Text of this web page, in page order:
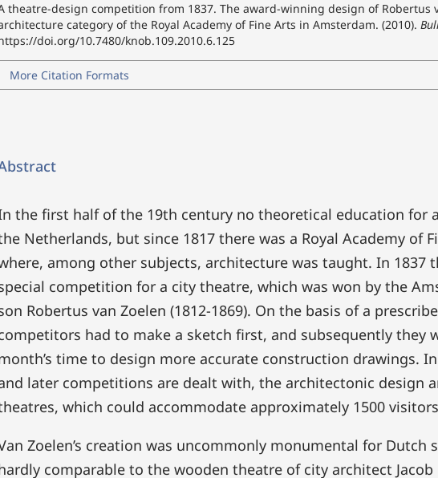
theatre-design competition from 1837. The award-winning design of Robertus
category of the Royal Academy of Fine Arts in Amsterdam. (2010).
doi.org/10.7480/knob.109.2010.6.125
More Citation Formats
the first half of the 19th century no theoretical education for
Netherlands, but since 1817 there was a Royal Academy of
among other subjects, architecture was taught. In 1837
competition for a city theatre, which was won by the
Robertus van Zoelen (1812-1869). On the basis of a
had to make a sketch first, and subsequently they
time to design more accurate construction drawings.
later competitions are dealt with, the architectonic design
which could accommodate approximately 1500
Zoelen’s creation was uncommonly monumental for Dutch
comparable to the wooden theatre of city architect Jacob